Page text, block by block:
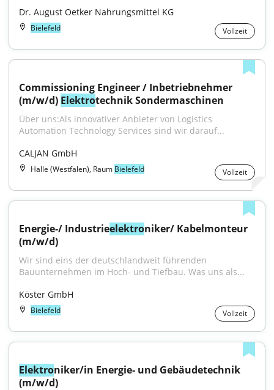
Dr. August Oetker Nahrungsmittel KG
Bielefeld Vollzeit
Commissioning Engineer / Inbetriebnehmer
(m/w/d) Elektrotechnik Sondermaschinen
Über uns:Als innovativer Anbieter von Logistics
Automation Technology Services sind wir darauf...
CALJAN GmbH
Halle (Westfalen), Raum Bielefeld Vollzeit
Energie-/ Industrieelektroniker/ Kabelmonteur
(m/w/d)
Wir sind eins der deutschlandweit führenden
Bauunternehmen im Hoch- und Tiefbau. Was uns als...
Köster GmbH
Bielefeld Vollzeit
Elektroniker/in Energie- und Gebäudetechnik
(m/w/d)